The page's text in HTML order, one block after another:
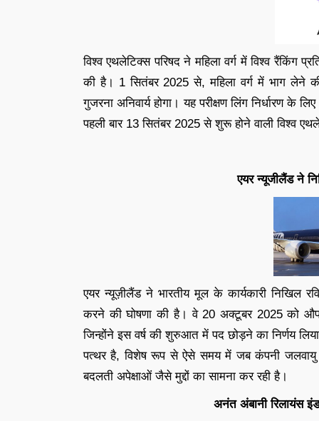
विश्व एथलेटिक्स परिषद ने महिला वर्ग में विश्व रैंकिंग
की है। 1 सितंबर 2025 से, महिला वर्ग में भाग लेने
गुजरना अनिवार्य होगा। यह परीक्षण लिंग निर्धारण के
पहली बार 13 सितंबर 2025 से शुरू होने वाली विश्व
एयर न्यूजीलैंड ने
एयर न्यूज़ीलैंड ने भारतीय मूल के कार्यकारी निखिल
करने की घोषणा की है। वे 20 अक्टूबर 2025 को
जिन्होंने इस वर्ष की शुरुआत में पद छोड़ने का निर्णय
पत्थर है, विशेष रूप से ऐसे समय में जब कंपनी जलवायु
बदलती अपेक्षाओं जैसे मुद्दों का सामना कर रही है।
अनंत अंबानी रिलायंस